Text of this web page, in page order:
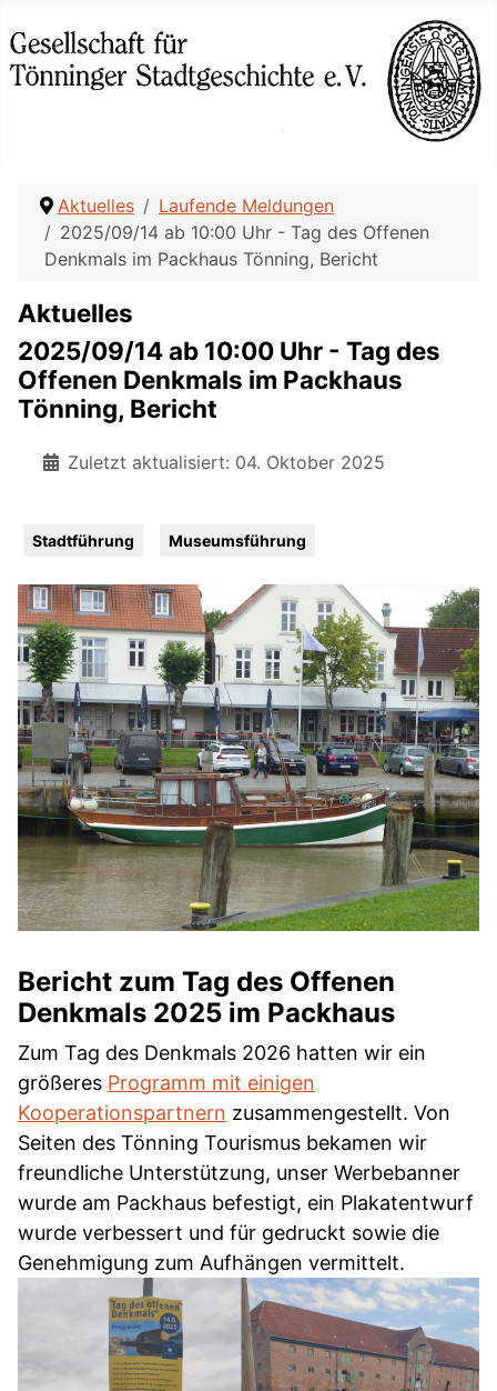
Aktuelles
Laufende Meldungen
2025/09/14 ab 10:00 Uhr - Tag des Offenen
Denkmals im Packhaus Tönning, Bericht
Aktuelles
2025/09/14 ab 10:00 Uhr - Tag des
Offenen Denkmals im Packhaus
Tönning, Bericht
Zuletzt aktualisiert: 04. Oktober 2025
Stadtführung Museumsführung
Bericht zum Tag des Offenen
Denkmals 2025 im Packhaus
Zum Tag des Denkmals 2026 hatten wir ein
größeres Programm mit einigen
Kooperationspartnern zusammengestellt. Von
Seiten des Tönning Tourismus bekamen wir
freundliche Unterstützung, unser Werbebanner
wurde am Packhaus befestigt, ein Plakatentwurf
wurde verbessert und für gedruckt sowie die
Genehmigung zum Aufhängen vermittelt.